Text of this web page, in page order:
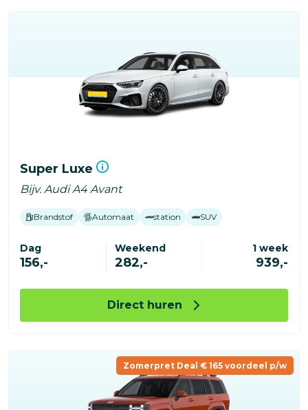
Super Luxe
Bijv. Audi A4 Avant
Brandstof Automaat station SUV
Dag
156,-
Weekend
282,-
1 week
939,-
Direct huren
Zomerpret Deal € 165 voordeel p/w